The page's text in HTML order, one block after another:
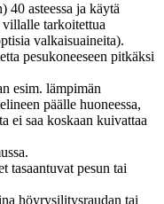
40 asteessa ja käytä
tarkoitettua
valkaisuaineita).
pesukoneeseen pitkäksi
esim. lämpimän
päälle huoneessa,
ei saa koskaan kuivattaa
tasaantuvat pesun tai
höyrysilitysraudan tai